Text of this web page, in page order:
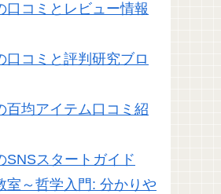
口コミとレビュー情報
口コミと評判研究ブロ
百均アイテム口コミ紹
SNSスタートガイド
室～哲学入門: 分かりや